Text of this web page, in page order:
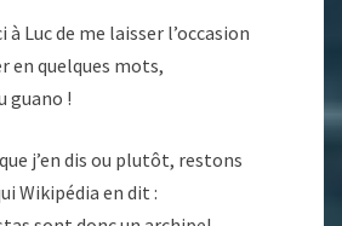
à Luc de me laisser l’occasion
en quelques mots,
guano !
j’en dis ou plutôt, restons
Wikipédia en dit :